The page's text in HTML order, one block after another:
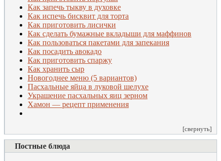
Как запечь тыкву в духовке
Как испечь бисквит для торта
Как приготовить лисички
Как сделать бумажные вкладыши для маффинов
Как пользоваться пакетами для запекания
Как посадить авокадо
Как приготовить спаржу
Как хранить сыр
Новогоднее меню (5 вариантов)
Пасхальные яйца в луковой шелухе
Украшение пасхальных яиц зерном
Хамон — рецепт применения
[свернуть]
Постные блюда